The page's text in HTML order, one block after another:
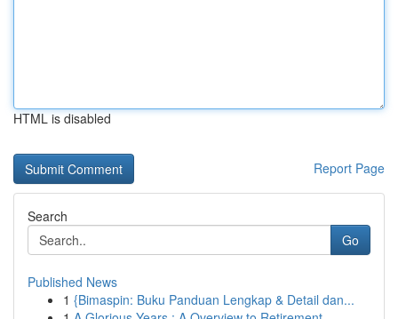
HTML is disabled
Report Page
Search
Go
Published News
1 {Bimaspin: Buku Panduan Lengkap & Detail dan...